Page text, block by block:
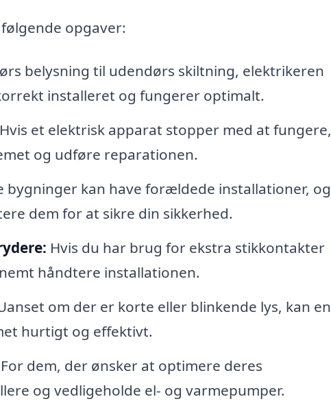
opgaver:
belysning til udendørs skiltning, elektrikeren
installeret og fungerer optimalt.
Hvis et elektrisk apparat stopper med at fungere,
og udføre reparationen.
bygninger kan have forældede installationer, og
dem for at sikre din sikkerhed.
Hvis du har brug for ekstra stikkontakter
håndtere installationen.
om der er korte eller blinkende lys, kan en
hurtigt og effektivt.
For dem, der ønsker at optimere deres
og vedligeholde el- og varmepumper.